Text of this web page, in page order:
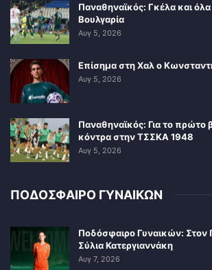
Παναθηναϊκός: Γκέλα και όλα
Βουλγαρία
Αυγ 5, 2026
Επίσημα στη Χαλ ο
Αυγ 5, 2026
Παναθηναϊκός: Για το πρώτο
κόντρα στην ΤΣΣΚΑ 1948
Αυγ 5, 2026
ΠΟΔΟΣΦΑΙΡΟ ΓΥΝΑΙΚΩΝ
Ποδόσφαιρο Γυναικών: Στον
Σύλια Κατεργιαννάκη
Αυγ 7, 2026